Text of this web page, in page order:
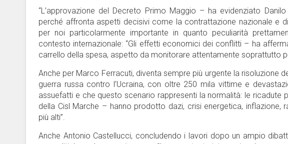
“L’approvazione del Decreto Primo Maggio – ha evidenziato
perché affronta aspetti decisivi come la contrattazione nazionale e
per noi particolarmente importante in quanto peculiarità
contesto internazionale: “Gli effetti economici dei conflitti – ha
carrello della spesa, aspetto da monitorare attentamente soprattutto
Anche per Marco Ferracuti, diventa sempre più urgente la risoluzione
guerra russa contro l’Ucraina, con oltre 250 mila vittime e
assuefatti e che questo scenario rappresenti la normalità: le ricadute
della Cisl Marche – hanno prodotto dazi, crisi energetica, inflazione,
più alti”.
Anche Antonio Castellucci, concludendo i lavori dopo un ampio